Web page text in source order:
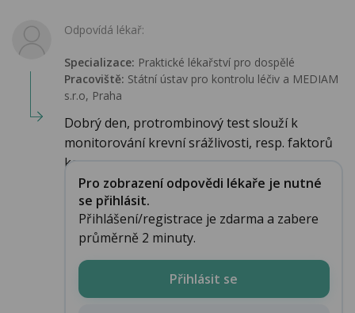
Odpovídá lékař:
Specializace: Praktické lékařství pro dospělé
Pracoviště: Státní ústav pro kontrolu léčiv a MEDIAM
s.r.o, Praha
Dobrý den, protrombinový test slouží k
monitorování krevní srážlivosti, resp. faktorů
koag...
Pro zobrazení odpovědi lékaře je nutné
se přihlásit.
Přihlášení/registrace je zdarma a zabere
průměrně 2 minuty.
Přihlásit se